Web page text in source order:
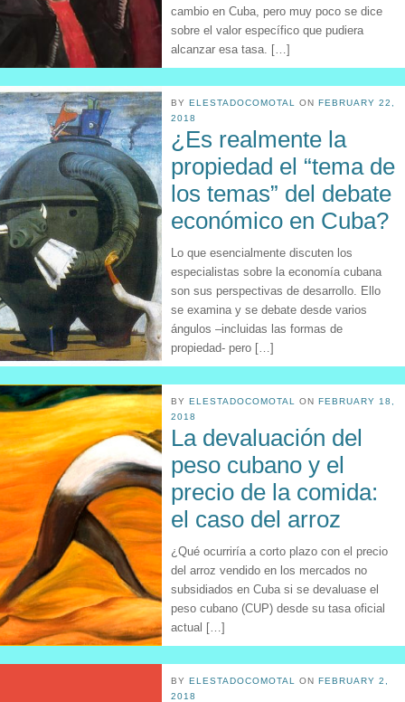
cambio en Cuba, pero muy poco se dice
sobre el valor específico que pudiera
alcanzar esa tasa. […]
BY ELESTADOCOMOTAL ON FEBRUARY 22,
2018
¿Es realmente la
propiedad el “tema de
los temas” del debate
económico en Cuba?
Lo que esencialmente discuten los
especialistas sobre la economía cubana
son sus perspectivas de desarrollo. Ello
se examina y se debate desde varios
ángulos –incluidas las formas de
propiedad- pero […]
BY ELESTADOCOMOTAL ON FEBRUARY 18,
2018
La devaluación del
peso cubano y el
precio de la comida:
el caso del arroz
¿Qué ocurriría a corto plazo con el precio
del arroz vendido en los mercados no
subsidiados en Cuba si se devaluase el
peso cubano (CUP) desde su tasa oficial
actual […]
BY ELESTADOCOMOTAL ON FEBRUARY 2,
2018